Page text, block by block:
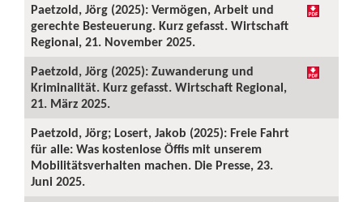
Paetzold, Jörg (2025): Vermögen, Arbeit und
gerechte Besteuerung. Kurz gefasst. Wirtschaft
Regional, 21. November 2025.
Paetzold, Jörg (2025): Zuwanderung und
Kriminalität. Kurz gefasst. Wirtschaft Regional,
21. März 2025.
Paetzold, Jörg; Losert, Jakob (2025): Freie Fahrt
für alle: Was kostenlose Öffis mit unserem
Mobilitätsverhalten machen. Die Presse, 23.
Juni 2025.